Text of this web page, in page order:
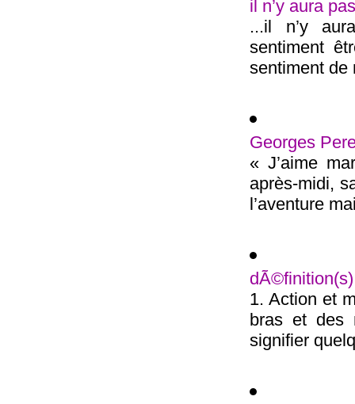
il n’y aura
...il n’y
sentiment
sentiment de
Georges
« J’aime
après-midi,
l’aventure
1. Action et
bras et des
signifier